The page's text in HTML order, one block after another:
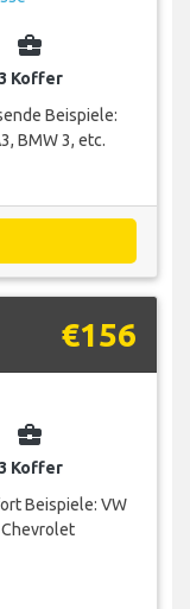
business_center
3 Koffer
Beispiele:
BMW 3, etc.
€156
business_center
3 Koffer
Beispiele: VW
Chevrolet